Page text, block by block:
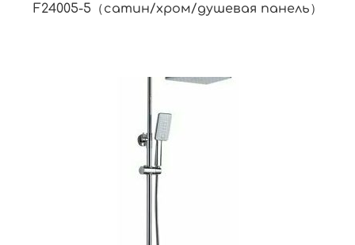
F24005-5（сатин/хром/душевая панель）